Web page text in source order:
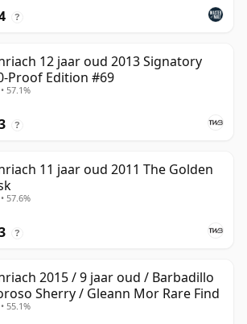
?
12 jaar oud 2013 Signatory
Proof Edition #69
57.1%
?
11 jaar oud 2011 The Golden
57.6%
?
2015 / 9 jaar oud / Barbadillo
Sherry / Gleann Mor Rare Find
55.1%